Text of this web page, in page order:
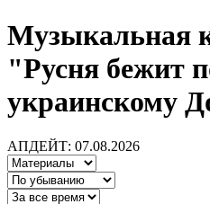
Музыкальная
"Русня бежит
украинскому
АПДЕЙТ: 07.08.2026